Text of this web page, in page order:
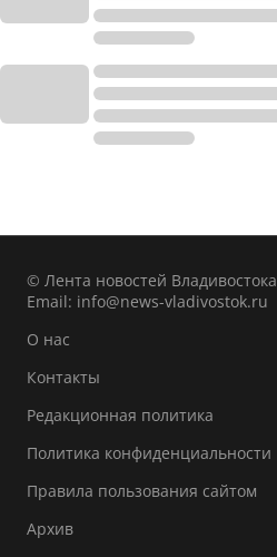
© Лента новостей Владивостока
Email: info@news-vladivostok.ru
О нас
Контакты
Редакционная политика
Политика конфиденциальности
Правила пользования сайтом
Архив